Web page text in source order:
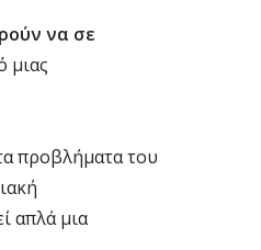
να σε
μιας
προβλήματα του
απλά μια